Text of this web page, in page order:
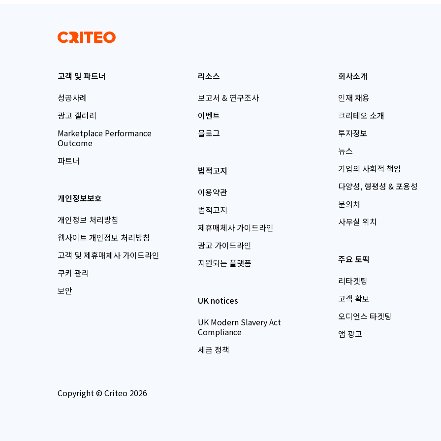
고객 및 파트너
성공사례
광고 갤러리
Marketplace Performance
Outcome
파트너
개인정보보호
개인정보 처리방침
웹사이트 개인정보 처리방침
고객 및 제휴매체사 가이드라인
쿠키 관리
보안
리소스
보고서 & 연구조사
이벤트
블로그
법적고지
이용약관
법적고지
제휴매체사 가이드라인
광고 가이드라인
지원되는 플랫폼
UK notices
UK Modern Slavery Act
Compliance
세금 정책
회사소개
인재 채용
크리테오 소개
투자정보
뉴스
기업의 사회적 책임
다양성, 형평성 & 포용성
문의처
사무실 위치
주요 토픽
리타겟팅
고객 확보
오디언스 타겟팅
앱 광고
Copyright © Criteo 2026